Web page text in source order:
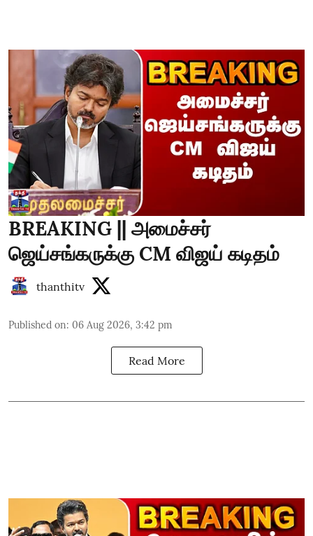
BREAKING || அமைச்சர்
ஜெய்சங்கருக்கு CM விஜய் கடிதம்
thanthitv
Published on: 06 Aug 2026, 3:42 pm
Read More